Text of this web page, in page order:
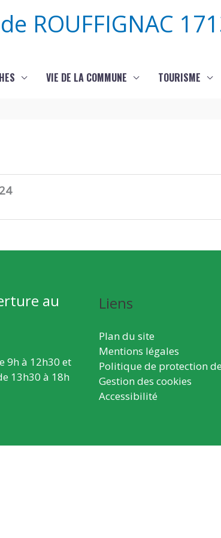
ROUFFIGNAC
VIE DE LA COMMUNE TOURISME
au
9h à 12h30 et
13h30 à 18h
Liens
Plan du site
Mentions légales
Politique de protection
Gestion des cookies
Accessibilité